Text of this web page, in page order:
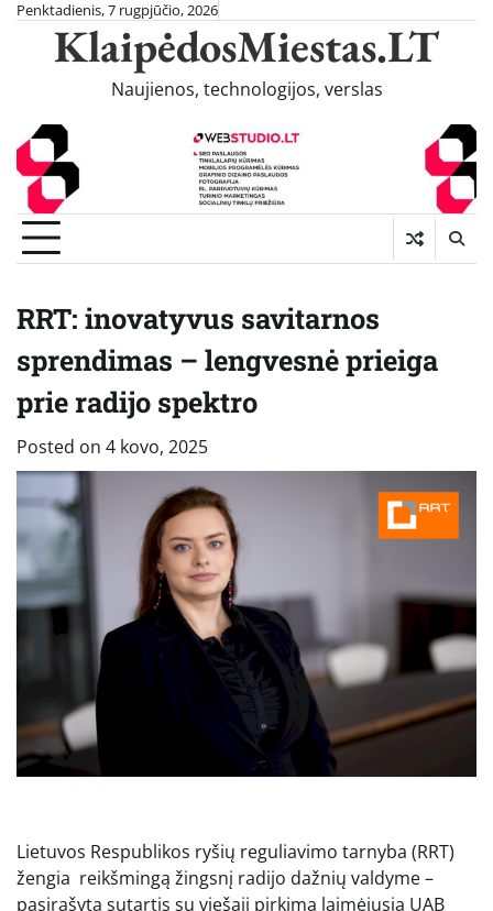
Skip
content
Penktadienis, 7 rugpjūčio, 2026
KlaipėdosMiestas.LT
Naujienos, technologijos, verslas
RRT: inovatyvus savitarnos
sprendimas – lengvesnė prieiga
prie radijo spektro
Posted on 4 kovo, 2025
Lietuvos Respublikos ryšių reguliavimo tarnyba (RRT)
žengia reikšmingą žingsnį radijo dažnių valdyme –
pasirašyta sutartis su viešąjį pirkimą laimėjusia UAB